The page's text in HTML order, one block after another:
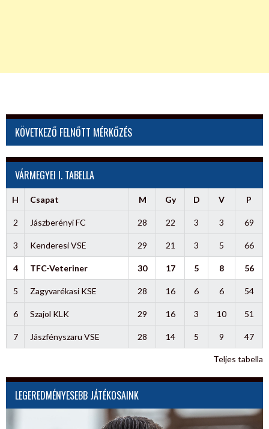
KÖVETKEZŐ FELNŐTT MÉRKŐZÉS
VÁRMEGYEI I. TABELLA
H Csapat M Gy D V P
2 Jászberényi FC 28 22 3 3 69
3 Kenderesi VSE 29 21 3 5 66
4 TFC-Veteriner 30 17 5 8 56
5 Zagyvarékasi KSE 28 16 6 6 54
6 Szajol KLK 29 16 3 10 51
7 Jászfényszaru VSE 28 14 5 9 47
Teljes tabella
LEGEREDMÉNYESEBB JÁTÉKOSAINK